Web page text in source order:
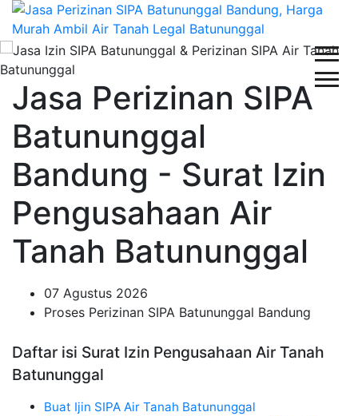
Jasa Perizinan SIPA
Batununggal
Bandung - Surat Izin
Pengusahaan Air
Tanah Batununggal
07 Agustus 2026
Proses Perizinan SIPA Batununggal Bandung
Daftar isi Surat Izin Pengusahaan Air Tanah
Batununggal
Buat Ijin SIPA Air Tanah Batununggal